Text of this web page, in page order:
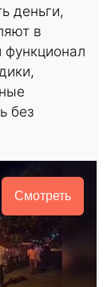
деньги,
в
функционал
без
Смотреть